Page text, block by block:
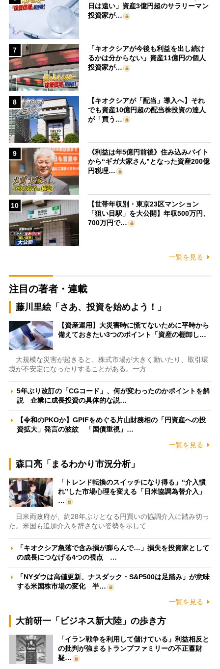
日は遠い」資産3億円超のサラリーマン
投資家が…
7
「キオクシアが今後も利益を出し続け
るかは分からない」資産11億円の個人
投資家が…
8
【キオクシアが「配当」導入へ】それ
でも資産10億円超の配当株投資の達人
が「買う…
9
《利益は年5億円前後》住み込みバイト
から“ギガ大家さん”となった資産200億
円税理…
10
【世帯年収別・東京23区マンション
「狙い目駅」を大公開】年収500万円、
700万円で…
一覧を見る
注目の著者・連載
藤川里絵「さあ、投資を始めよう！」
【資産運用】大災害時に慌てないために平時から
備えておきたい3つのポイント「資産の棚卸し…
大規模な災害が起きると、株式市場が大きく動いたり、取引環
境が不安定になったりすることがある。一方…
5年ぶり改訂の「CGコード」、何が変わったのかポイントを解
説 企業に成長投資の具体的な説…
【令和のPKOか】GPIFをめぐる片山財務相の「円資産への投
資拡大」発言の波紋 「国債重視」…
一覧を見る
森口亮「まるわかり市況分析」
「トレンド転換のスイッチになり得る」“介入慣
れ”した市場心理を変える「日米協調為替介入」
…
日米両政府が、約28年ぶりとなる円買いの協調介入に踏み切っ
た。米国も追加介入を辞さない姿勢を示して…
「キオクシア急落で含み損が膨らんで…」損失を投資家として
の成長につなげる4つの視点 …
「NYダウは高値更新、ナスダック・S&P500は足踏み」が意味
する米国株市場の変化 半…
一覧を見る
大前研一「ビジネス新大陸」の歩き方
「イラン戦争を利用して儲けている」利益相反と
の批判が強まるトランプファミリーの不正蓄財
疑…